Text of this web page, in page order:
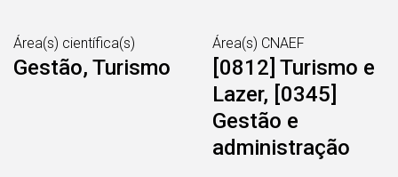
Área(s) científica(s)
Gestão, Turismo
Área(s) CNAEF
[0812] Turismo e
Lazer, [0345]
Gestão e
administração